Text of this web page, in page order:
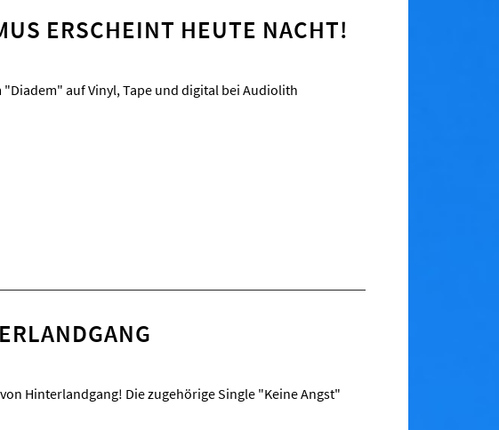
ERSCHEINT HEUTE NACHT!
auf Vinyl, Tape und digital bei Audiolith
Hinterlandgang! Die zugehörige Single "Keine Angst"